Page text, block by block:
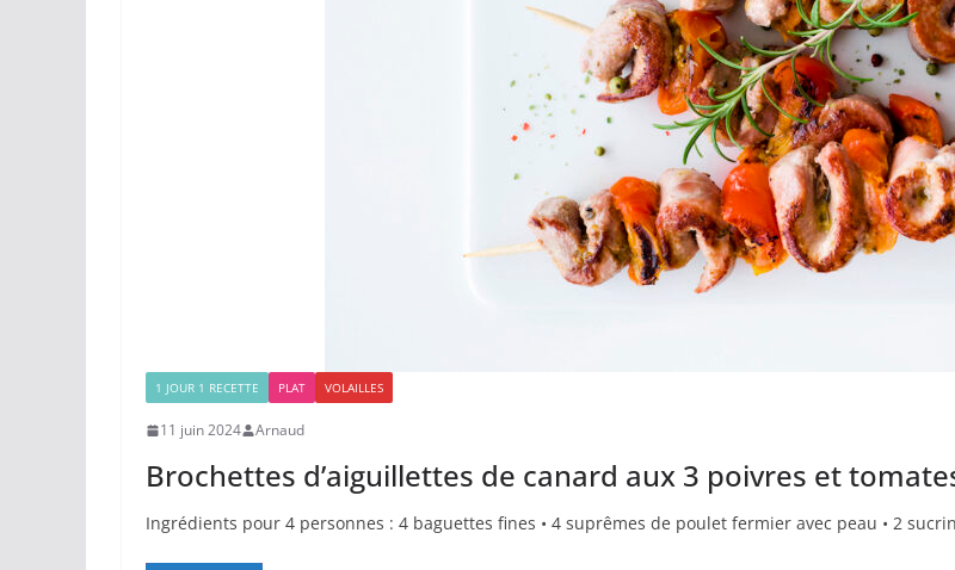
1 JOUR 1 RECETTE PLAT VOLAILLES
11 juin 2024 Arnaud
Brochettes d’aiguillettes de canard aux 3 poivres et
Ingrédients pour 4 personnes : 4 baguettes fines • 4 suprêmes de poulet fermier avec peau • 2